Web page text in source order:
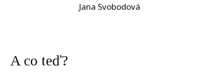
Jana Svobodová
A co teď?